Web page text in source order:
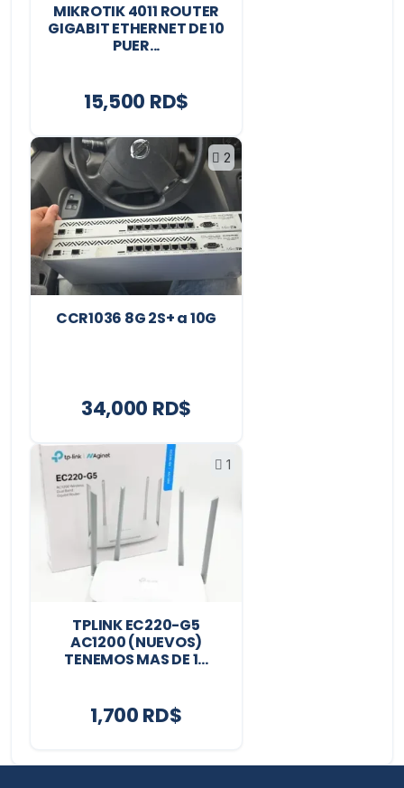
MIKROTIK 4011 ROUTER
GIGABIT ETHERNET DE 10
PUER...
15,500 RD$
2
CCR1036 8G 2S+ a 10G
34,000 RD$
1
TPLINK EC220-G5
AC1200 (NUEVOS)
TENEMOS MAS DE 1...
1,700 RD$